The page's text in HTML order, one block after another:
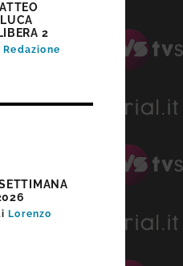
2
Redazione
Lorenzo